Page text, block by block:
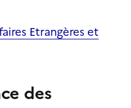
Etrangères et
des